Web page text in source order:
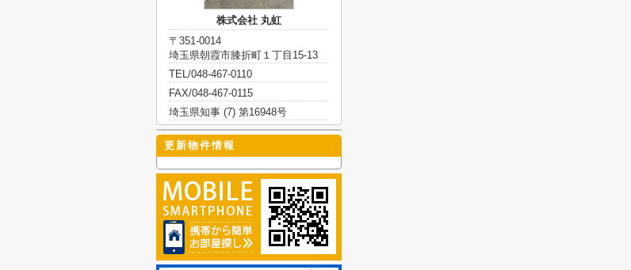
株式会社 丸虹
〒351-0014
埼玉県朝霞市膝折町１丁目15-13
TEL/048-467-0110
FAX/048-467-0115
埼玉県知事 (7) 第16948号
更新物件情報